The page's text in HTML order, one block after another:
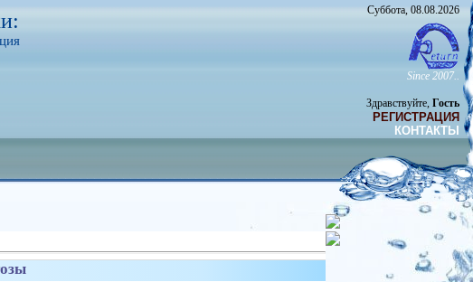
Суббота, 08.08.2026
Since 2007..
Здравствуйте, Гость
РЕГИСТРАЦИЯ
КОНТАКТЫ